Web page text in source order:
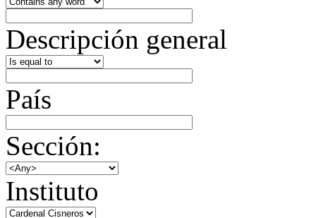
Descripción general
País
Sección:
Instituto